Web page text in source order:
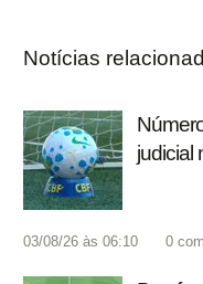
Notícias
judicial
03/08/26 às 06:10 0